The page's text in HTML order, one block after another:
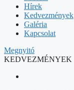
Hírek
Kedvezmények
Galéria
Kapcsolat
Megnyitó
KEDVEZMÉNYEK